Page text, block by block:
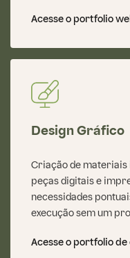
Acesse o portfolio
Design Gráfico
Criação de
peças digitais e
necessidades
execução sem um
Acesse o portfolio